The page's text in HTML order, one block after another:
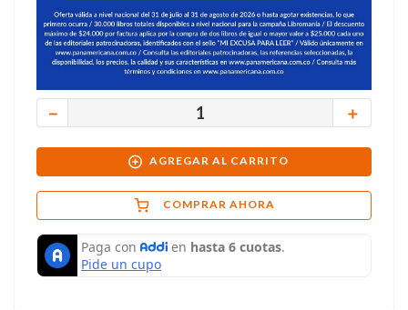
＋
－
AGREGAR AL CARRITO
COMPRAR AHORA